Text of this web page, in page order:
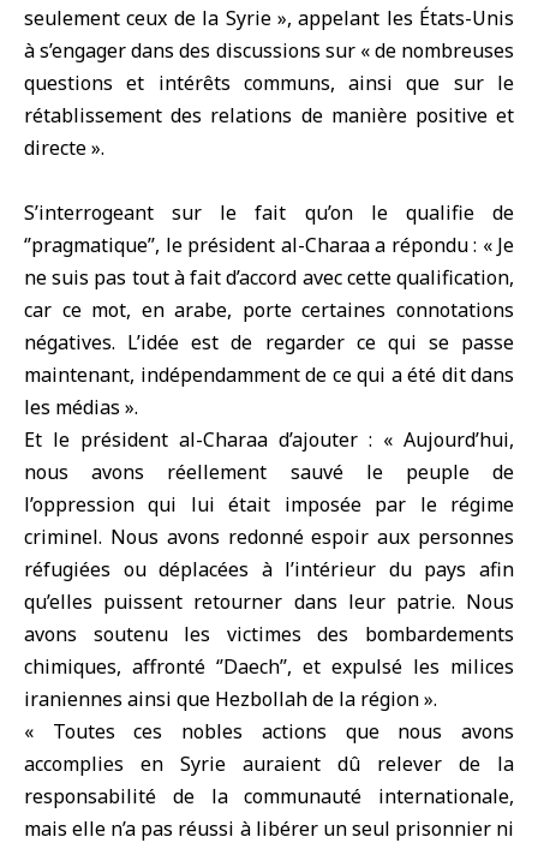
seulement ceux de la Syrie », appelant les États-Unis
à s’engager dans des discussions sur « de nombreuses
questions et intérêts communs, ainsi que sur le
rétablissement des relations de manière positive et
directe ».
S’interrogeant sur le fait qu’on le qualifie de
‘’pragmatique’’, le président al-Charaa a répondu : « Je
ne suis pas tout à fait d’accord avec cette qualification,
car ce mot, en arabe, porte certaines connotations
négatives. L’idée est de regarder ce qui se passe
maintenant, indépendamment de ce qui a été dit dans
les médias ».
Et le président al-Charaa d’ajouter : « Aujourd’hui,
nous avons réellement sauvé le peuple de
l’oppression qui lui était imposée par le régime
criminel. Nous avons redonné espoir aux personnes
réfugiées ou déplacées à l’intérieur du pays afin
qu’elles puissent retourner dans leur patrie. Nous
avons soutenu les victimes des bombardements
chimiques, affronté ‘’Daech’’, et expulsé les milices
iraniennes ainsi que Hezbollah de la région ».
« Toutes ces nobles actions que nous avons
accomplies en Syrie auraient dû relever de la
responsabilité de la communauté internationale,
mais elle n’a pas réussi à libérer un seul prisonnier ni